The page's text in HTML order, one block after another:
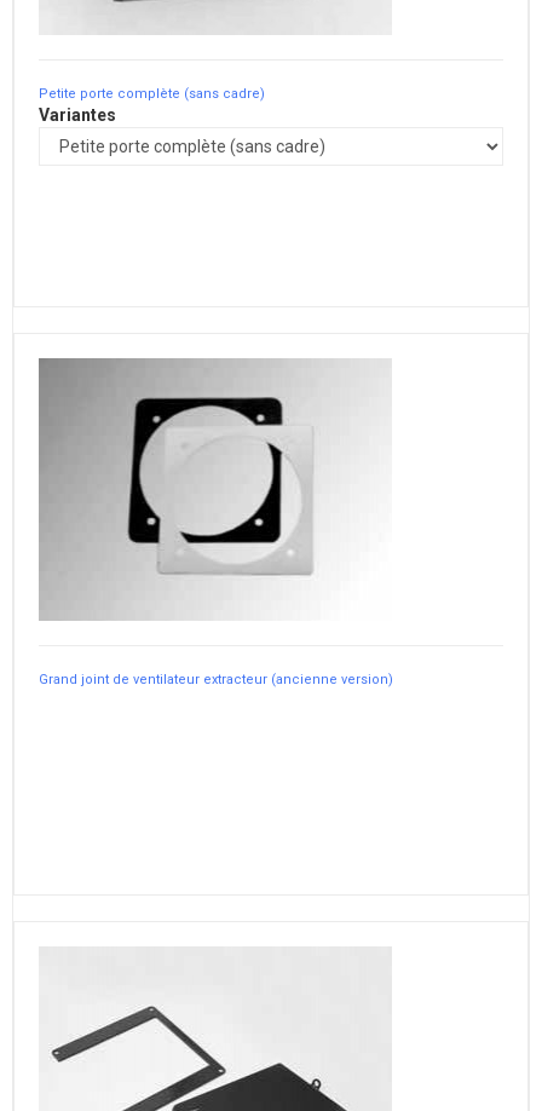
Petite porte complète (sans cadre)
Variantes
Grand joint de ventilateur extracteur (ancienne version)